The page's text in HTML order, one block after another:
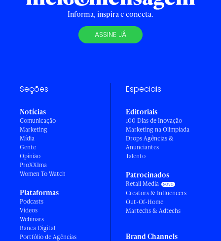
Informa, inspira e conecta.
ASSINE JÁ
Seções
Notícias
Comunicação
Marketing
Mídia
Gente
Opinião
ProXXIma
Women To Watch
Plataformas
Podcasts
Vídeos
Webinars
Banca Digital
Portfólio de Agências
Especiais
Editoriais
100 Dias de Inovação
Marketing na Olimpíada
Drops Agências &
Anunciantes
Talento
Patrocinados
Retail Media
Creators & Influencers
Out-Of-Home
Martechs & Adtechs
Brand Channels